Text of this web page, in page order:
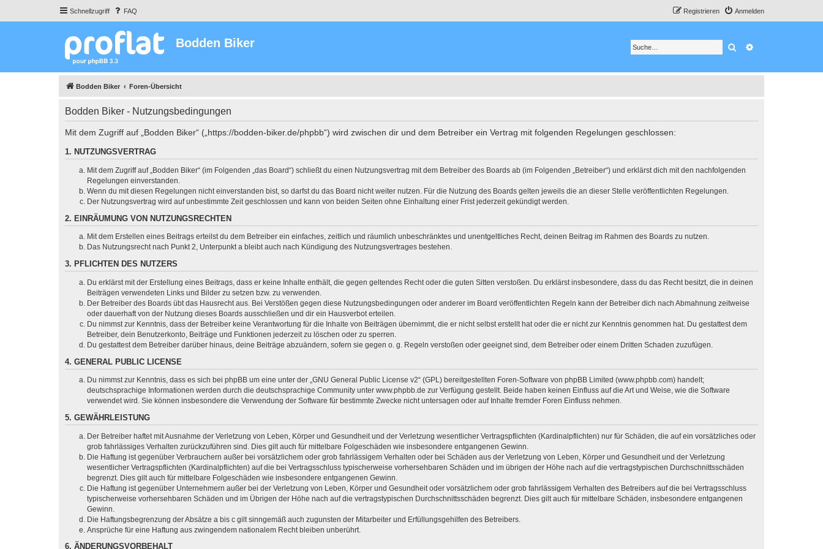
Schnellzugriff FAQ Anmelden
Registrieren
Bodden Biker Suche
Bodden Biker Foren-Übersicht
Bodden Biker - Nutzungsbedingungen
Mit dem Zugriff auf „Bodden Biker“ („https://bodden-biker.de/phpbb“) wird zwischen dir und dem Betreiber ein Vertrag mit folgenden Regelungen geschlossen:
1. NUTZUNGSVERTRAG
Mit dem Zugriff auf „Bodden Biker“ (im Folgenden „das Board“) schließt du einen Nutzungsvertrag mit dem Betreiber des Boards ab (im Folgenden „Betreiber“) und erklärst dich mit den nachfolgenden
Regelungen einverstanden.
Wenn du mit diesen Regelungen nicht einverstanden bist, so darfst du das Board nicht weiter nutzen. Für die Nutzung des Boards gelten jeweils die an dieser Stelle veröffentlichten Regelungen.
Der Nutzungsvertrag wird auf unbestimmte Zeit geschlossen und kann von beiden Seiten ohne Einhaltung einer Frist jederzeit gekündigt werden.
2. EINRÄUMUNG VON NUTZUNGSRECHTEN
Mit dem Erstellen eines Beitrags erteilst du dem Betreiber ein einfaches, zeitlich und räumlich unbeschränktes und unentgeltliches Recht, deinen Beitrag im Rahmen des Boards zu nutzen.
Das Nutzungsrecht nach Punkt 2, Unterpunkt a bleibt auch nach Kündigung des Nutzungsvertrages bestehen.
3. PFLICHTEN DES NUTZERS
Du erklärst mit der Erstellung eines Beitrags, dass er keine Inhalte enthält, die gegen geltendes Recht oder die guten Sitten verstoßen. Du erklärst insbesondere, dass du das Recht besitzt, die in deinen
Beiträgen verwendeten Links und Bilder zu setzen bzw. zu verwenden.
Der Betreiber des Boards übt das Hausrecht aus. Bei Verstößen gegen diese Nutzungsbedingungen oder anderer im Board veröffentlichten Regeln kann der Betreiber dich nach Abmahnung zeitweise
oder dauerhaft von der Nutzung dieses Boards ausschließen und dir ein Hausverbot erteilen.
Du nimmst zur Kenntnis, dass der Betreiber keine Verantwortung für die Inhalte von Beiträgen übernimmt, die er nicht selbst erstellt hat oder die er nicht zur Kenntnis genommen hat. Du gestattest dem
Betreiber, dein Benutzerkonto, Beiträge und Funktionen jederzeit zu löschen oder zu sperren.
Du gestattest dem Betreiber darüber hinaus, deine Beiträge abzuändern, sofern sie gegen o. g. Regeln verstoßen oder geeignet sind, dem Betreiber oder einem Dritten Schaden zuzufügen.
4. GENERAL PUBLIC LICENSE
Du nimmst zur Kenntnis, dass es sich bei phpBB um eine unter der „GNU General Public License v2“ (GPL) bereitgestellten Foren-Software von phpBB Limited (www.phpbb.com) handelt;
deutschsprachige Informationen werden durch die deutschsprachige Community unter www.phpbb.de zur Verfügung gestellt. Beide haben keinen Einfluss auf die Art und Weise, wie die Software
verwendet wird. Sie können insbesondere die Verwendung der Software für bestimmte Zwecke nicht untersagen oder auf Inhalte fremder Foren Einfluss nehmen.
5. GEWÄHRLEISTUNG
Der Betreiber haftet mit Ausnahme der Verletzung von Leben, Körper und Gesundheit und der Verletzung wesentlicher Vertragspflichten (Kardinalpflichten) nur für Schäden, die auf ein vorsätzliches oder
grob fahrlässiges Verhalten zurückzuführen sind. Dies gilt auch für mittelbare Folgeschäden wie insbesondere entgangenen Gewinn.
Die Haftung ist gegenüber Verbrauchern außer bei vorsätzlichem oder grob fahrlässigem Verhalten oder bei Schäden aus der Verletzung von Leben, Körper und Gesundheit und der Verletzung
wesentlicher Vertragspflichten (Kardinalpflichten) auf die bei Vertragsschluss typischerweise vorhersehbaren Schäden und im übrigen der Höhe nach auf die vertragstypischen Durchschnittsschäden
begrenzt. Dies gilt auch für mittelbare Folgeschäden wie insbesondere entgangenen Gewinn.
Die Haftung ist gegenüber Unternehmern außer bei der Verletzung von Leben, Körper und Gesundheit oder vorsätzlichem oder grob fahrlässigem Verhalten des Betreibers auf die bei Vertragsschluss
typischerweise vorhersehbaren Schäden und im Übrigen der Höhe nach auf die vertragstypischen Durchschnittsschäden begrenzt. Dies gilt auch für mittelbare Schäden, insbesondere entgangenen
Gewinn.
Die Haftungsbegrenzung der Absätze a bis c gilt sinngemäß auch zugunsten der Mitarbeiter und Erfüllungsgehilfen des Betreibers.
Ansprüche für eine Haftung aus zwingendem nationalem Recht bleiben unberührt.
6. ÄNDERUNGSVORBEHALT